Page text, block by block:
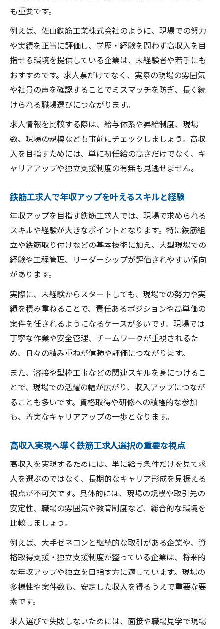
も重要です。
例えば、佐山鉄筋工業株式会社のように、現場での努力
や実績を正当に評価し、学歴・経験を問わず高収入を目
指せる環境を提供している企業は、未経験者や若手にも
おすすめです。求人票だけでなく、実際の現場の雰囲気
や社員の声を確認することでミスマッチを防ぎ、長く続
けられる職場選びにつながります。
求人情報を比較する際は、給与体系や昇給制度、現場
数、現場の規模なども事前にチェックしましょう。高収
入を目指すためには、単に初任給の高さだけでなく、キ
ャリアアップや独立支援制度の有無も見逃せません。
鉄筋工求人で年収アップを叶えるスキルと経験
年収アップを目指す鉄筋工求人では、現場で求められる
スキルや経験が大きなポイントとなります。特に鉄筋組
立や鉄筋取り付けなどの基本技術に加え、大型現場での
経験や工程管理、リーダーシップが評価されやすい傾向
があります。
実際に、未経験からスタートしても、現場での努力や実
績を積み重ねることで、責任あるポジションや高単価の
案件を任されるようになるケースが多いです。現場では
丁寧な作業や安全管理、チームワークが重視されるた
め、日々の積み重ねが信頼や評価につながります。
また、溶接や型枠工事などの関連スキルを身につけるこ
とで、現場での活躍の幅が広がり、収入アップにつなが
ることも多いです。資格取得や研修への積極的な参加
も、着実なキャリアアップの一歩となります。
高収入実現へ導く鉄筋工求人選択の重要な視点
高収入を実現するためには、単に給与条件だけを見て求
人を選ぶのではなく、長期的なキャリア形成を見据える
視点が不可欠です。具体的には、現場の規模や取引先の
安定性、職場の雰囲気や教育制度など、総合的な環境を
比較しましょう。
例えば、大手ゼネコンと継続的な取引がある企業や、資
格取得支援・独立支援制度が整っている企業は、将来的
な年収アップや独立を目指す方に適しています。現場の
多様性や案件数も、安定した収入を得るうえで重要な要
素です。
求人選びで失敗しないためには、面接や職場見学で現場